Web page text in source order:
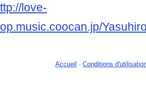
love-
Accueil - Conditions